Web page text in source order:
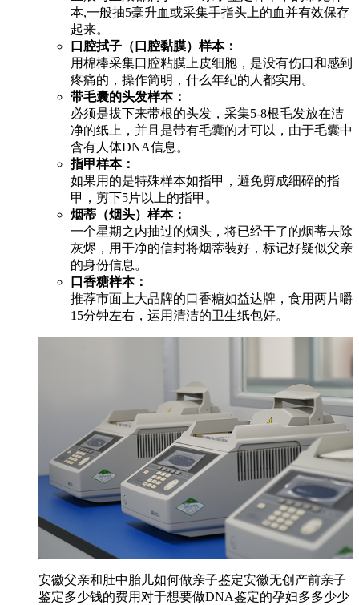
本,一般抽5毫升血或采集手指头上的血并有效保存
起来。
口腔拭子（口腔黏膜）样本：
用棉棒采集口腔粘膜上皮细胞，是没有伤口和感到
疼痛的，操作简明，什么年纪的人都实用。
带毛囊的头发样本：
必须是拔下来带根的头发，采集5-8根毛发放在洁
净的纸上，并且是带有毛囊的才可以，由于毛囊中
含有人体DNA信息。
指甲样本：
如果用的是特殊样本如指甲，避免剪成细碎的指
甲，剪下5片以上的指甲。
烟蒂（烟头）样本：
一个星期之内抽过的烟头，将已经干了的烟蒂去除
灰烬，用干净的信封将烟蒂装好，标记好疑似父亲
的身份信息。
口香糖样本：
推荐市面上大品牌的口香糖如益达牌，食用两片嚼
15分钟左右，运用清洁的卫生纸包好。
安徽父亲和肚中胎儿如何做亲子鉴定安徽无创产前亲子
鉴定多少钱的费用对于想要做DNA鉴定的孕妇多多少少